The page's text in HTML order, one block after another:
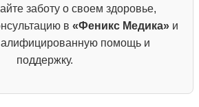
заботу о своем здоровье,
в «Феникс Медика» и
помощь и
поддержку.